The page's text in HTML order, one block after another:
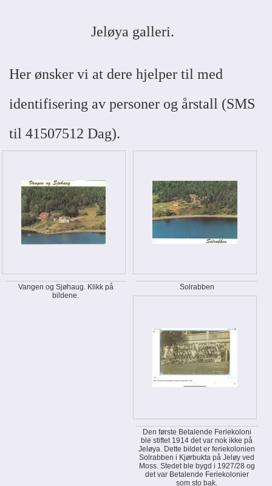
Jeløya galleri.
Her ønsker vi at dere hjelper til med
identifisering av personer og årstall (SMS
til 41507512 Dag).
Vangen og Sjøhaug. Klikk på
bildene.
Solrabben
Den første Betalende Feriekoloni
ble stiftet 1914 det var nok ikke på
Jeløya. Dette bildet er feriekolonien
Solrabben i Kjørbukta på Jeløy ved
Moss. Stedet ble bygd i 1927/28 og
det var Betalende Feriekolonier
som sto bak.